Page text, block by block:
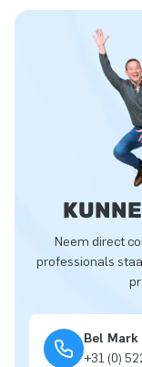
Neem direct
professionals
Bel
+31 (0)